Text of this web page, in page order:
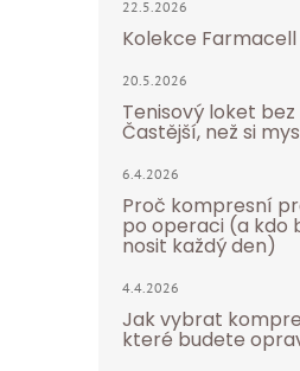
22.5.2026
Kolekce Farmacell
20.5.2026
Tenisový loket bez
Častější, než si
6.4.2026
Proč kompresní
po operaci (a kdo
nosit každý den)
4.4.2026
Jak vybrat
které budete